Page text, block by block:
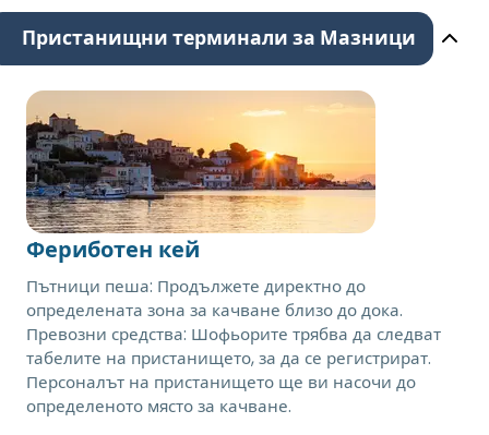
Пристанищни терминали за Мазници
Фериботен кей
Пътници пеша: Продължете директно до
определената зона за качване близо до дока.
Превозни средства: Шофьорите трябва да следват
табелите на пристанището, за да се регистрират.
Персоналът на пристанището ще ви насочи до
определеното място за качване.